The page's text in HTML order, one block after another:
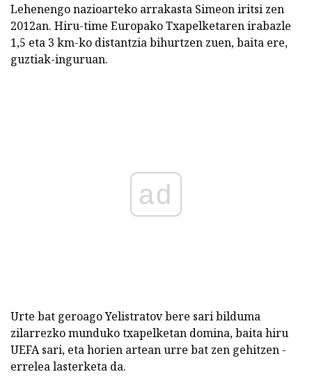
Lehenengo nazioarteko arrakasta Simeon iritsi zen
2012an. Hiru-time Europako Txapelketaren irabazle
1,5 eta 3 km-ko distantzia bihurtzen zuen, baita ere,
guztiak-inguruan.
ad
Urte bat geroago Yelistratov bere sari bilduma
zilarrezko munduko txapelketan domina, baita hiru
UEFA sari, eta horien artean urre bat zen gehitzen -
errelea lasterketa da.